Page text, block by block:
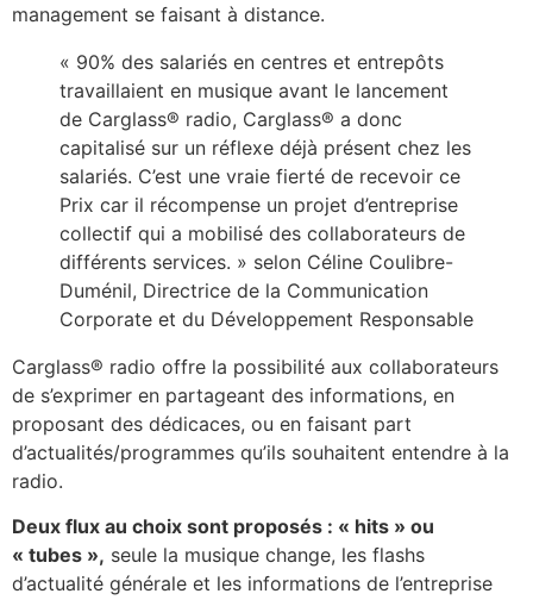
management se faisant à distance.
« 90% des salariés en centres et entrepôts
travaillaient en musique avant le lancement
de Carglass® radio, Carglass® a donc
capitalisé sur un réflexe déjà présent chez les
salariés. C’est une vraie fierté de recevoir ce
Prix car il récompense un projet d’entreprise
collectif qui a mobilisé des collaborateurs de
différents services. » selon Céline Coulibre-
Duménil, Directrice de la Communication
Corporate et du Développement Responsable
Carglass® radio offre la possibilité aux collaborateurs
de s’exprimer en partageant des informations, en
proposant des dédicaces, ou en faisant part
d’actualités/programmes qu’ils souhaitent entendre à la
radio.
Deux flux au choix sont proposés : « hits » ou
« tubes », seule la musique change, les flashs
d’actualité générale et les informations de l’entreprise